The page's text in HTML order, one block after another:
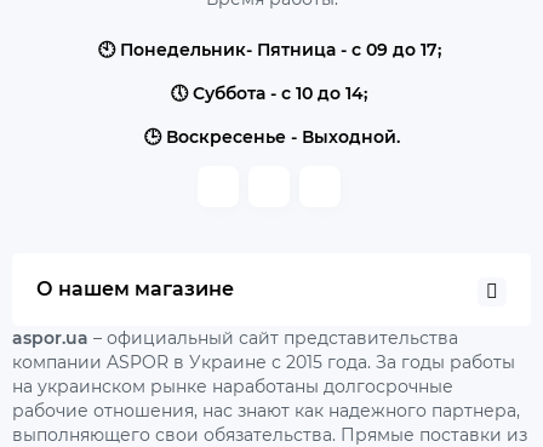
🕙 Понедельник- Пятница - с 09 до 17;
🕔 Суббота - с 10 до 14;
🕒 Воскресенье - Выходной.
О нашем магазине
aspor.ua – официальный сайт представительства
компании ASPOR в Украине с 2015 года. За годы работы
на украинском рынке наработаны долгосрочные
рабочие отношения, нас знают как надежного партнера,
выполняющего свои обязательства. Прямые поставки из